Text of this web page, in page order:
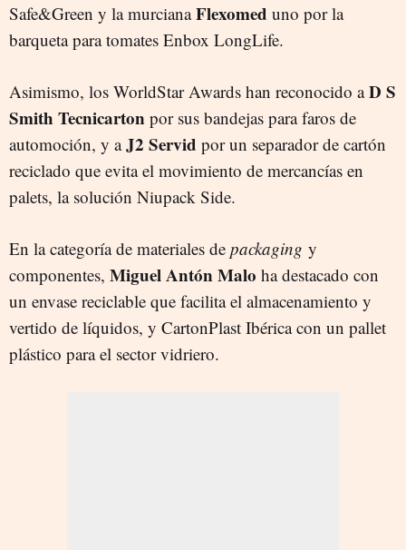
Safe&Green y la murcianaFlexomed uno por la
barqueta para tomates Enbox LongLife.
Asimismo, los WorldStar Awards han reconocido aD S
Smith Tecnicarton por sus bandejas para faros de
automoción, y aJ2 Servid por un separador de cartón
reciclado que evita el movimiento de mercancías en
palets, la solución Niupack Side.
En la categoría de materiales de packaging y
componentes, Miguel Antón Malo ha destacado con
un envase reciclable que facilita el almacenamiento y
vertido de líquidos, y CartonPlast Ibérica con un pallet
plástico para el sector vidriero.